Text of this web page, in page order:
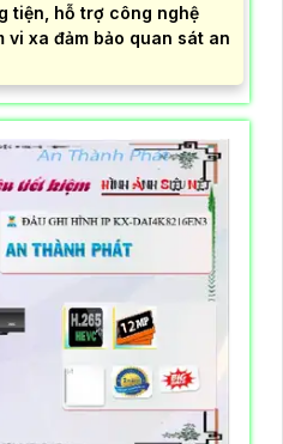
tiện, hỗ trợ công nghệ
vi xa đảm bảo quan sát an